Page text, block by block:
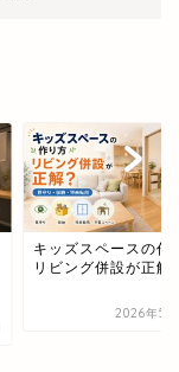
キッズスペースの作
リビング併設が正解
2026年5